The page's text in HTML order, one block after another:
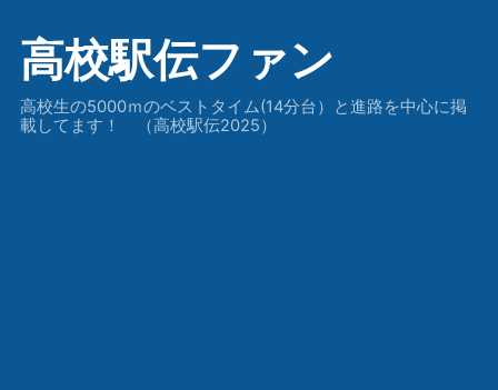
高校駅伝ファン
高校生の5000ｍのベストタイム(14分台）と進路を中心に掲
載してます！ （高校駅伝2025）